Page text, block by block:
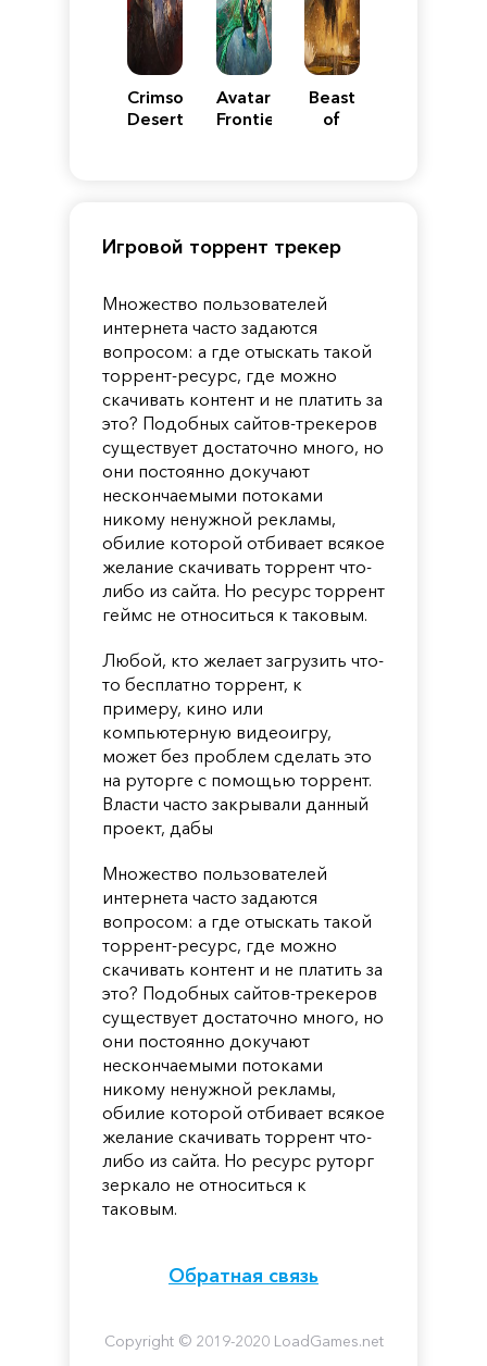
Crimson
Desert
Avatar:
Frontiers
Beast
of
Игровой торрент трекер
Множество пользователей
интернета часто задаются
вопросом: а где отыскать такой
торрент-ресурс, где можно
скачивать контент и не платить за
это? Подобных сайтов-трекеров
существует достаточно много, но
они постоянно докучают
нескончаемыми потоками
никому ненужной рекламы,
обилие которой отбивает всякое
желание скачивать торрент что-
либо из сайта. Но ресурс торрент
геймс не относиться к таковым.
Любой, кто желает загрузить что-
то бесплатно торрент, к
примеру, кино или
компьютерную видеоигру,
может без проблем сделать это
на руторге с помощью торрент.
Власти часто закрывали данный
проект, дабы
Множество пользователей
интернета часто задаются
вопросом: а где отыскать такой
торрент-ресурс, где можно
скачивать контент и не платить за
это? Подобных сайтов-трекеров
существует достаточно много, но
они постоянно докучают
нескончаемыми потоками
никому ненужной рекламы,
обилие которой отбивает всякое
желание скачивать торрент что-
либо из сайта. Но ресурс руторг
зеркало не относиться к
таковым.
Обратная связь
Copyright © 2019-2020 LoadGames.net